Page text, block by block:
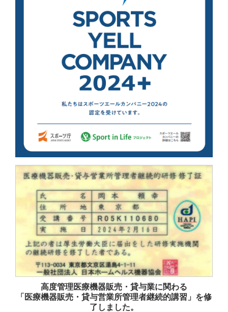
高度管理医療機器販売・貸与業に関わる
「医療機器販売・貸与営業所管理者継続的講習」を修
了しました。